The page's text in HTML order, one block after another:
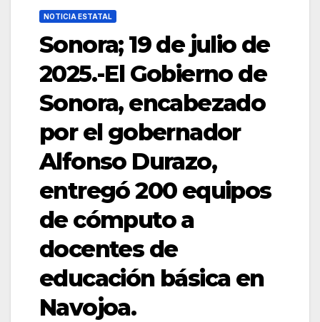
NOTICIA ESTATAL
Sonora; 19 de julio de
2025.-El Gobierno de
Sonora, encabezado
por el gobernador
Alfonso Durazo,
entregó 200 equipos
de cómputo a
docentes de
educación básica en
Navojoa.